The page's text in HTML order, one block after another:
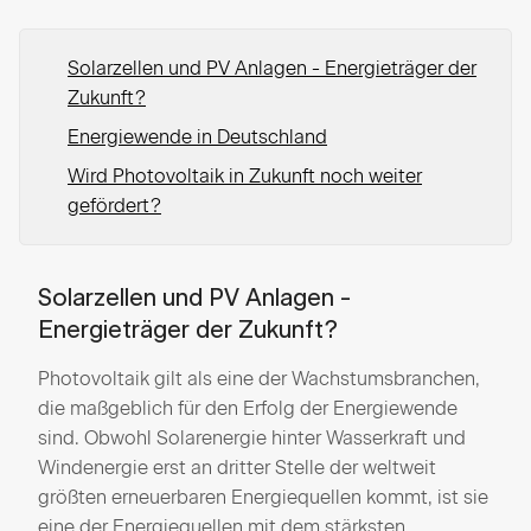
Solarzellen und PV Anlagen - Energieträger der
Zukunft?
Energiewende in Deutschland
Wird Photovoltaik in Zukunft noch weiter
gefördert?
Solarzellen und PV Anlagen -
Energieträger der Zukunft?
Photovoltaik gilt als eine der Wachstumsbranchen,
die maßgeblich für den Erfolg der Energiewende
sind. Obwohl Solarenergie hinter Wasserkraft und
Windenergie erst an dritter Stelle der weltweit
größten erneuerbaren Energiequellen kommt, ist sie